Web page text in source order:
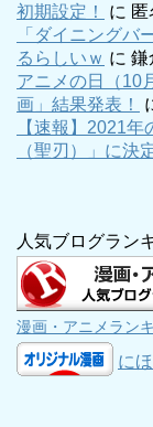
初期設定！
に 匿
「ダイニング
るらしいｗ に 鎌
アニメの日（10
画」結果発表！
【速報】2021
（聖刃）」に決
人気ブログラン
漫画・アニメラン
に